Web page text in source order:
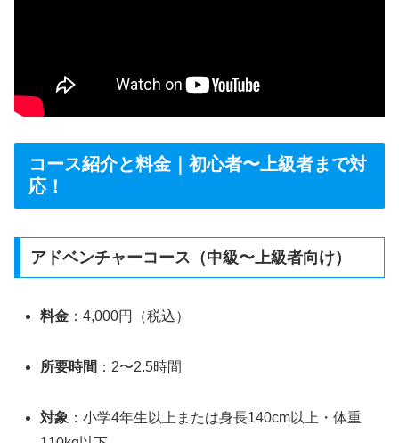
コース紹介と料金｜初心者〜上級者まで対
応！
アドベンチャーコース（中級〜上級者向け）
料金 ：4,000円（税込）
所要時間 ：2〜2.5時間
対象 ：小学4年生以上または身長140cm以上・体重